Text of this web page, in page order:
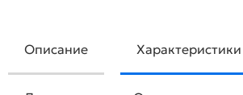
Описание Характеристики